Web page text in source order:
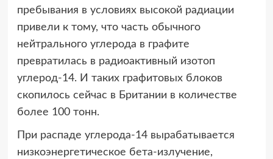
пребывания в условиях высокой радиации
привели к тому, что часть обычного
нейтрального углерода в графите
превратилась в радиоактивный изотоп
углерод-14. И таких графитовых блоков
скопилось сейчас в Британии в количестве
более 100 тонн.
При распаде углерода-14 вырабатывается
низкоэнергетическое бета-излучение,